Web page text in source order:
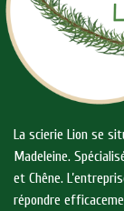
La scierie Lion se
Madeleine.
et Chêne.
répondre